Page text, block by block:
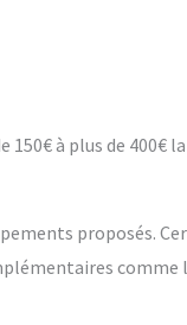
à plus de 400€
proposés.